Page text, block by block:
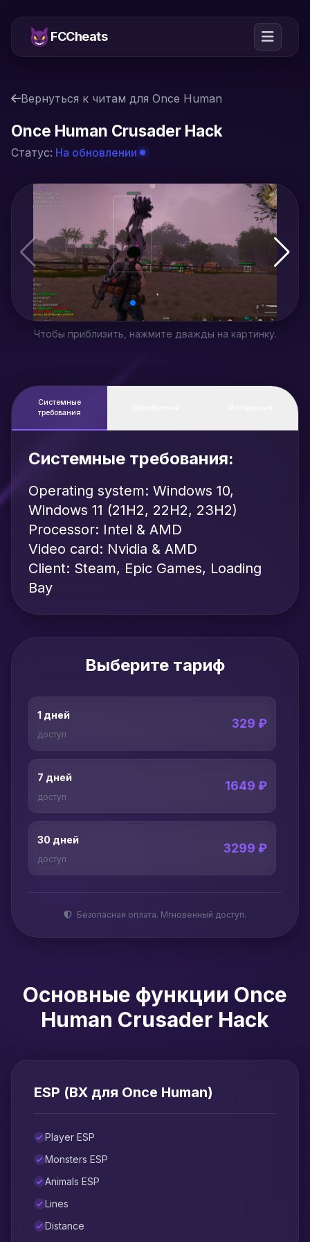
FCCheats
Вернуться к читам для Once Human
Once Human Crusader Hack
Статус: На обновлении
Чтобы приблизить, нажмите дважды на картинку.
Системные
требования
Системные требования:
Operating system: Windows 10,
Windows 11 (21H2, 22H2, 23H2)
Processor: Intel & AMD
Video card: Nvidia & AMD
Client: Steam, Epic Games, Loading
Bay
Выберите тариф
1 дней
доступ
329 ₽
7 дней
доступ
1649 ₽
30 дней
доступ
3299 ₽
Безопасная оплата. Мгновенный доступ.
Основные функции Once
Human Crusader Hack
ESP (ВХ для Once Human)
Player ESP
Monsters ESP
Animals ESP
Lines
Distance